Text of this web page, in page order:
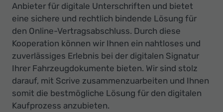
Anbieter für digitale Unterschriften und bietet
eine sichere und rechtlich bindende Lösung für
den Online-Vertragsabschluss. Durch diese
Kooperation können wir Ihnen ein nahtloses und
zuverlässiges Erlebnis bei der digitalen Signatur
Ihrer Fahrzeugdokumente bieten. Wir sind stolz
darauf, mit Scrive zusammenzuarbeiten und Ihnen
somit die bestmögliche Lösung für den digitalen
Kaufprozess anzubieten.